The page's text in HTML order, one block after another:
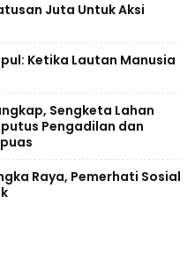
Juta Untuk Aksi
Ketika Lautan Manusia
Sengketa Lahan
Pengadilan dan
Raya, Pemerhati Sosial